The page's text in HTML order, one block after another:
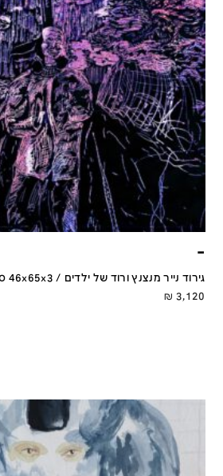
–
גירוד נייר מנצנץ ורוד של ילדים / 46x65x3 ס''מ
3,120
₪